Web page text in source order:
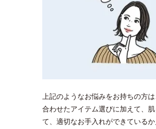
上記のようなお悩みをお持ちの方
合わせたアイテム選びに加えて、
て、適切なお手入れができているか